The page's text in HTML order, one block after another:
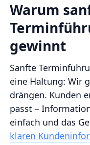
Warum
gewinnt
Sanfte
eine Haltung: Wir
drängen. Kunden
passt –
einfach und das
klaren